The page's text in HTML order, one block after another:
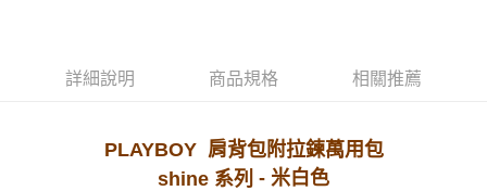
詳細說明 商品規格 相關推薦
PLAYBOY 肩背包附拉鍊萬用包
shine 系列 - 米白 色